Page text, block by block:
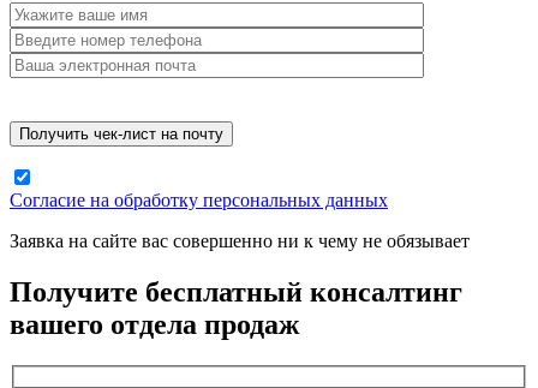
Согласие на обработку персональных данных
Заявка на сайте вас совершенно ни к чему не обязывает
Получите бесплатный консалтинг
вашего отдела продаж